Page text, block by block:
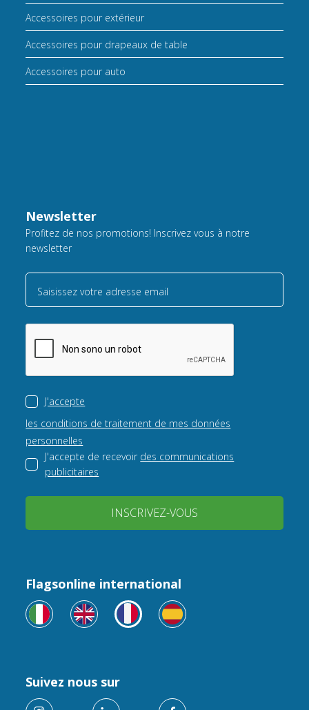
Accessoires pour extérieur
Accessoires pour drapeaux de table
Accessoires pour auto
Newsletter
Profitez de nos promotions! Inscrivez vous à notre
newsletter
Saisissez votre adresse email
J'accepte
les conditions de traitement de mes données
personnelles
J'accepte de recevoir des communications
publicitaires
INSCRIVEZ-VOUS
Flagsonline international
Suivez nous sur